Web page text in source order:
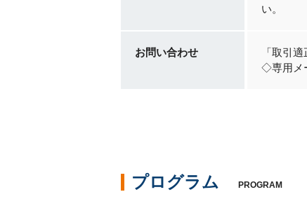
い。
お問い合わせ
「取引
◇専用メ
プログラム PROGRAM